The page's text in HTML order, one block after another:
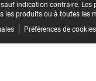
indication contraire. Les
les produits ou à toutes les
Préférences de cookies